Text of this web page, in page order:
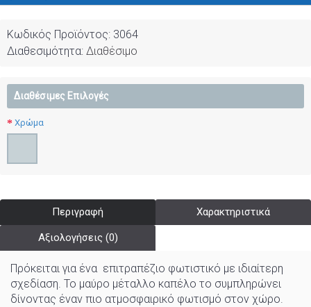
Κωδικός Προϊόντος: 3064
Διαθεσιμότητα: Διαθέσιμο
Διαθέσιμες Επιλογές
Χρώμα
Περιγραφή Χαρακτηριστικά
Αξιολογήσεις (0)
Πρόκειται για ένα επιτραπέζιο φωτιστικό με ιδιαίτερη
σχεδίαση. Το μαύρο μέταλλο καπέλο το συμπληρώνει
δίνοντας έναν πιο ατμοσφαιρικό φωτισμό στον χώρο.